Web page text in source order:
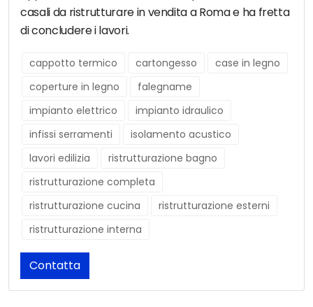
casali da ristrutturare in vendita a Roma e ha fretta
di concludere i lavori.
cappotto termico cartongesso
case in legno
coperture in legno
falegname
impianto elettrico
impianto idraulico
infissi serramenti
isolamento acustico
lavori edilizia
ristrutturazione bagno
ristrutturazione completa
ristrutturazione cucina
ristrutturazione esterni
ristrutturazione interna
Contatta